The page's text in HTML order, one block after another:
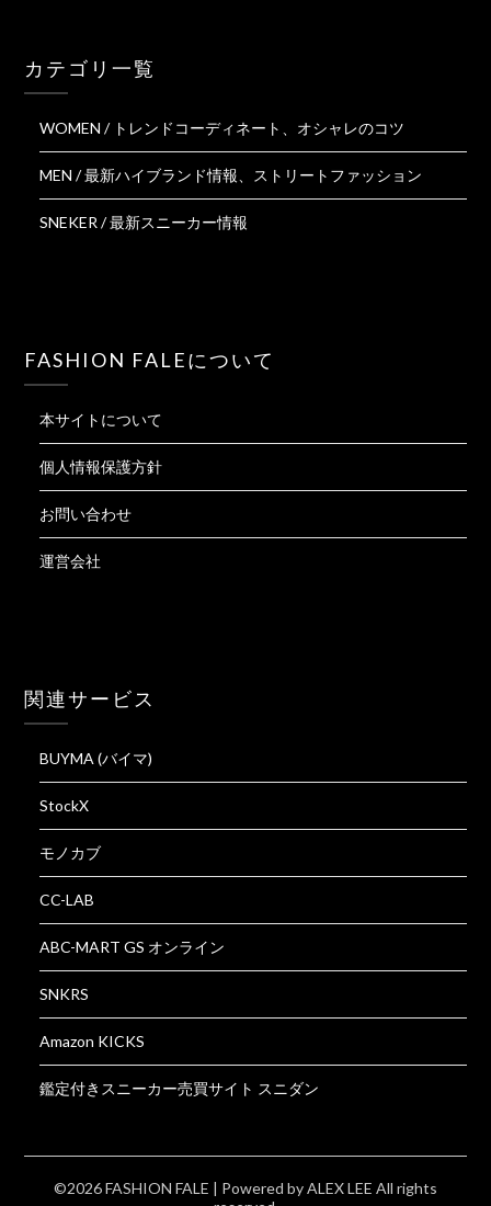
カテゴリ一覧
WOMEN / トレンドコーディネート、オシャレのコツ
MEN / 最新ハイブランド情報、ストリートファッション
SNEKER / 最新スニーカー情報
FASHION FALEについて
本サイトについて
個人情報保護方針
お問い合わせ
運営会社
関連サービス
BUYMA (バイマ)
StockX
モノカブ
CC-LAB
ABC-MART GS オンライン
SNKRS
Amazon KICKS
鑑定付きスニーカー売買サイト スニダン
©2026 FASHION FALE | Powered byALEX LEE All rights